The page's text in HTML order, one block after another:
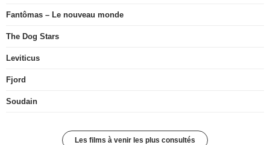
Fantômas – Le nouveau monde
The Dog Stars
Leviticus
Fjord
Soudain
Les films à venir les plus consultés